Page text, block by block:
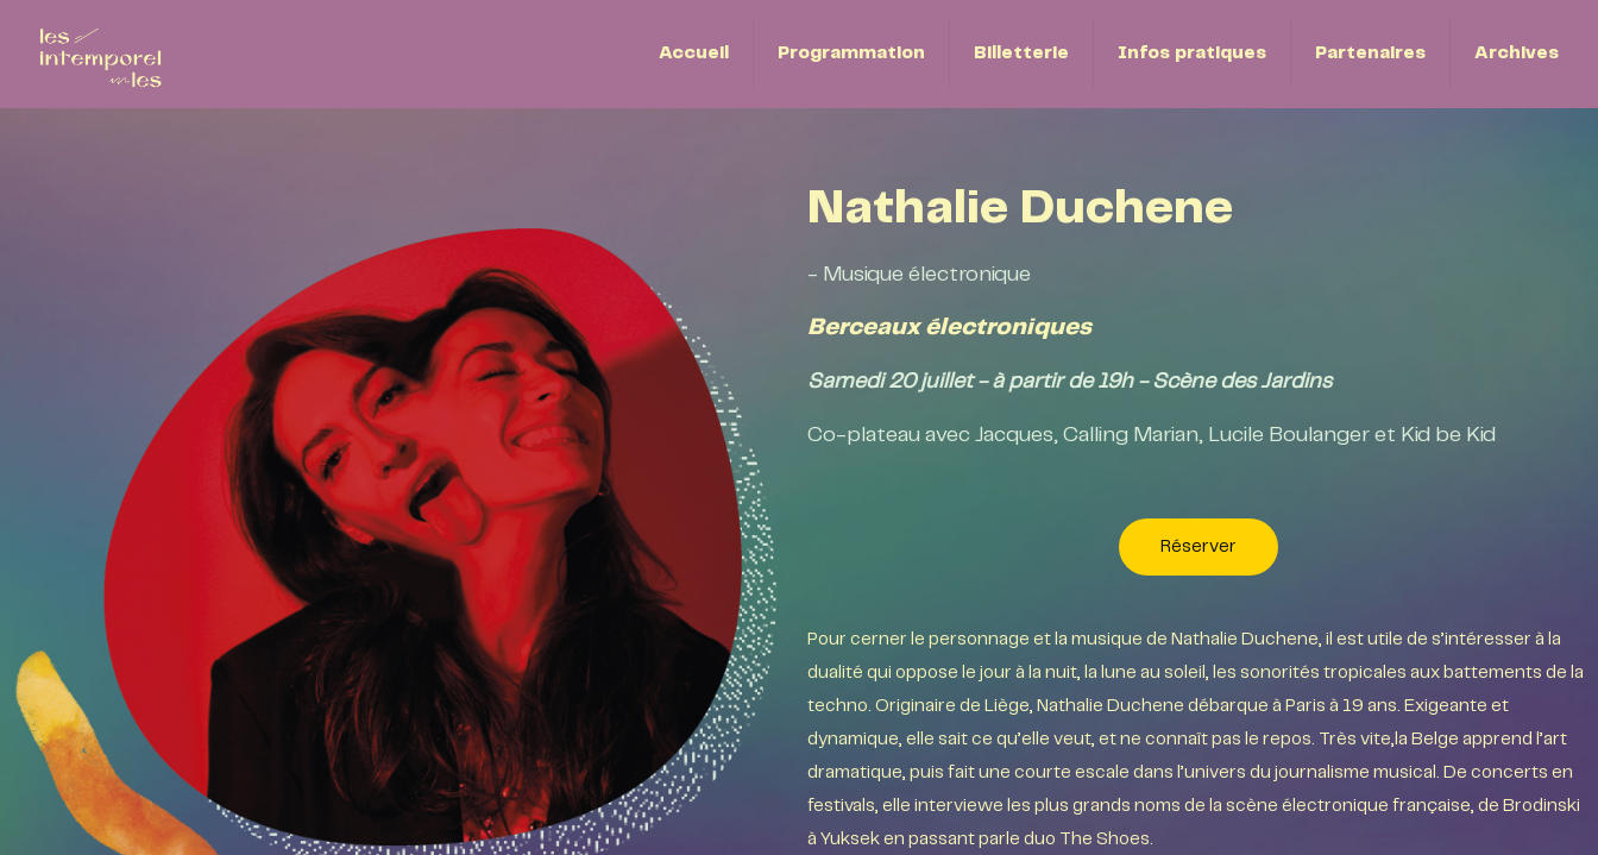
Accueil Programmation Billetterie Infos pratiques Partenaires Archives
Nathalie Duchene
- Musique électronique
Berceaux électroniques
Samedi 20 juillet - à partir de 19h - Scène des Jardins
Co-plateau avec Jacques, Calling Marian, Lucile Boulanger et Kid be Kid
Réserver
Pour cerner le personnage et la musique de Nathalie Duchene, il est utile de s’intéresser à la
dualité qui oppose le jour à la nuit, la lune au soleil, les sonorités tropicales aux battements de la
techno. Originaire de Liège, Nathalie Duchene débarque à Paris à 19 ans. Exigeante et
dynamique, elle sait ce qu’elle veut, et ne connaît pas le repos. Très vite,la Belge apprend l’art
dramatique, puis fait une courte escale dans l’univers du journalisme musical. De concerts en
festivals, elle interviewe les plus grands noms de la scène électronique française, de Brodinski
à Yuksek en passant parle duo The Shoes.